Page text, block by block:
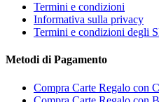
Termini e condizioni
Informativa sulla privacy
Termini e condizioni degli
Metodi di Pagamento
Compra Carte Regalo con